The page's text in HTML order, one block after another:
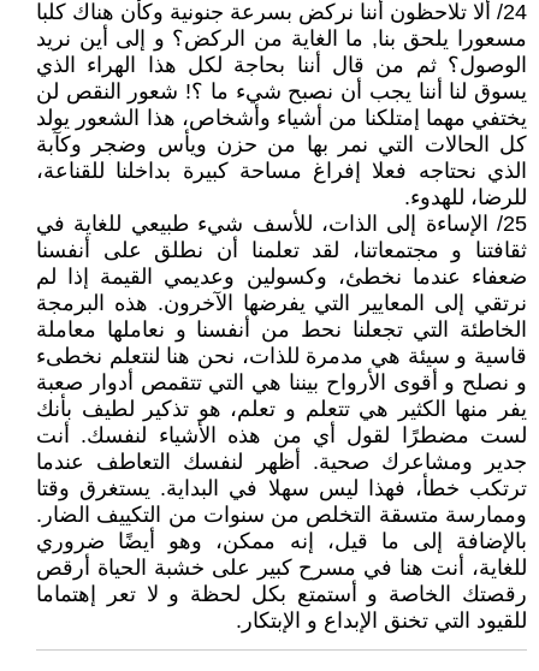
24/ ألا تلاحظون أننا نركض بسرعة جنونية وكأن هناك كلبا
مسعورا يلحق بنا, ما الغاية من الركض؟ و إلى أين نريد
الوصول؟ ثم من قال أننا بحاجة لكل هذا الهراء الذي
يسوق لنا أننا يجب أن نصبح شيء ما ؟! شعور النقص لن
يختفي مهما إمتلكنا من أشياء وأشخاص، هذا الشعور يولد
كل الحالات التي نمر بها من حزن ويأس وضجر وكآبة
الذي نحتاجه فعلا إفراغ مساحة كبيرة بداخلنا للقناعة،
للرضا، للهدوء.
25/ الإساءة إلى الذات، للأسف شيء طبيعي للغاية في
ثقافتنا و مجتمعاتنا، لقد تعلمنا أن نطلق على أنفسنا
ضعفاء عندما نخطئ، وكسولين وعديمي القيمة إذا لم
نرتقي إلى المعايير التي يفرضها الآخرون. هذه البرمجة
الخاطئة التي تجعلنا نحط من أنفسنا و نعاملها معاملة
قاسية و سيئة هي مدمرة للذات، نحن هنا لنتعلم نخطىء
و نصلح و أقوى الأرواح بيننا هي التي تتقمص أدوار صعبة
يفر منها الكثير هي تتعلم و تعلم، هو تذكير لطيف بأنك
لست مضطرًا لقول أي من هذه الأشياء لنفسك. أنت
جدير ومشاعرك صحية. أظهر لنفسك التعاطف عندما
ترتكب خطأ، فهذا ليس سهلا في البداية. يستغرق وقتا
وممارسة متسقة التخلص من سنوات من التكييف الضار.
بالإضافة إلى ما قيل، إنه ممكن، وهو أيضًا ضروري
للغاية، أنت هنا في مسرح كبير على خشبة الحياة أرقص
رقصتك الخاصة و أستمتع بكل لحظة و لا تعر إهتماما
للقيود التي تخنق الإبداع و الإبتكار.